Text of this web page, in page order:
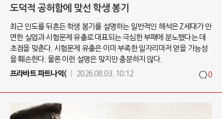
도덕적 공허함에 맞선 학생 봉기
최근 인도를 뒤흔든 학생 봉기를 설명하는 일반적인 해석은 Z세대가 만
연한 실업과 시험문제 유출로 대표되는 극심한 부패에 분노했다는 데
초점을 맞춘다. 시험문제 유출은 이미 부족한 일자리마저 얻을 가능성
을 훼손한다. 물론 이런 설명은 맞지만 충분하지 않다.
프라바트 파트나익(
2026.08.03. 10:12 0